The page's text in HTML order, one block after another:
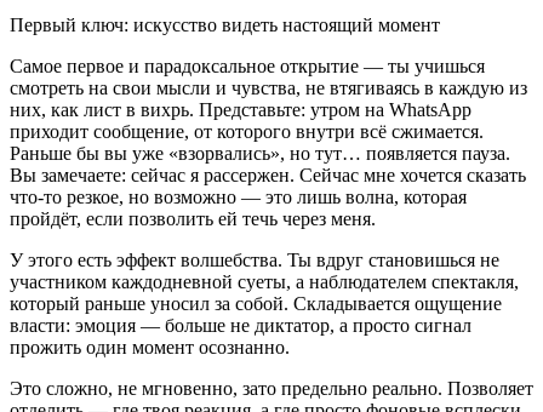
Первый ключ: искусство видеть настоящий момент
Самое первое и парадоксальное открытие — ты учишься
смотреть на свои мысли и чувства, не втягиваясь в каждую из
них, как лист в вихрь. Представьте: утром на WhatsApp
приходит сообщение, от которого внутри всё сжимается.
Раньше бы вы уже «взорвались», но тут… появляется пауза.
Вы замечаете: сейчас я рассержен. Сейчас мне хочется сказать
что-то резкое, но возможно — это лишь волна, которая
пройдёт, если позволить ей течь через меня.
У этого есть эффект волшебства. Ты вдруг становишься не
участником каждодневной суеты, а наблюдателем спектакля,
который раньше уносил за собой. Складывается ощущение
власти: эмоция — больше не диктатор, а просто сигнал
прожить один момент осознанно.
Это сложно, не мгновенно, зато предельно реально. Позволяет